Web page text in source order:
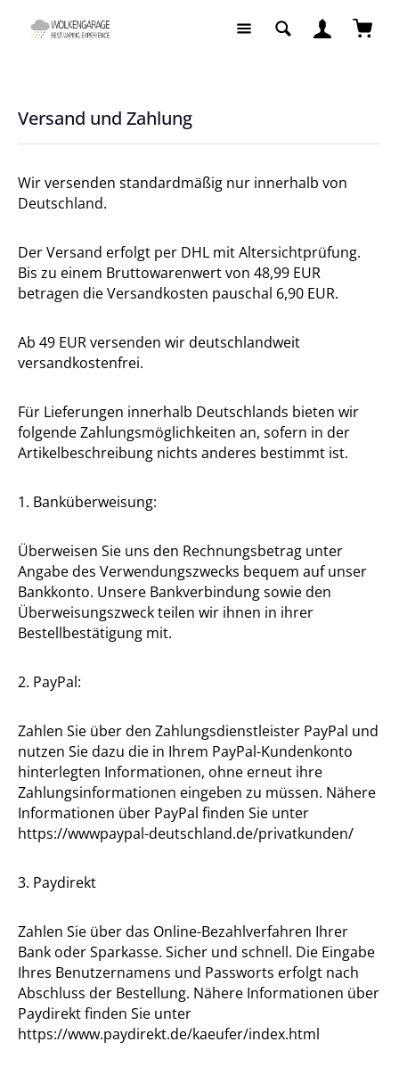
Zum Hauptinhalt springen
Versand und Zahlung
Wir versenden standardmäßig nur innerhalb von
Deutschland.
Der Versand erfolgt per DHL mit Altersichtprüfung.
Bis zu einem Bruttowarenwert von 48,99 EUR
betragen die Versandkosten pauschal 6,90 EUR.
Ab 49 EUR versenden wir deutschlandweit
versandkostenfrei.
Für Lieferungen innerhalb Deutschlands bieten wir
folgende Zahlungsmöglichkeiten an, sofern in der
Artikelbeschreibung nichts anderes bestimmt ist.
1. Banküberweisung:
Überweisen Sie uns den Rechnungsbetrag unter
Angabe des Verwendungszwecks bequem auf unser
Bankkonto. Unsere Bankverbindung sowie den
Überweisungszweck teilen wir ihnen in ihrer
Bestellbestätigung mit.
2. PayPal:
Zahlen Sie über den Zahlungsdienstleister PayPal und
nutzen Sie dazu die in Ihrem PayPal-Kundenkonto
hinterlegten Informationen, ohne erneut ihre
Zahlungsinformationen eingeben zu müssen. Nähere
Informationen über PayPal finden Sie unter
https://wwwpaypal-deutschland.de/privatkunden/
3. Paydirekt
Zahlen Sie über das Online-Bezahlverfahren Ihrer
Bank oder Sparkasse. Sicher und schnell. Die Eingabe
Ihres Benutzernamens und Passworts erfolgt nach
Abschluss der Bestellung. Nähere Informationen über
Paydirekt finden Sie unter
https://www.paydirekt.de/kaeufer/index.html